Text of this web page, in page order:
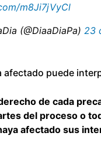
m8Ji7jVyCl
(@DiaaDiaPa) 23
afectado puede
de cada
del proceso o
afectado sus